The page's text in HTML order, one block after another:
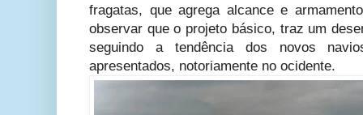
fragatas, que agrega alcance e
observar que o projeto básico, traz um
seguindo a tendência dos novos
apresentados, notoriamente no ocidente.